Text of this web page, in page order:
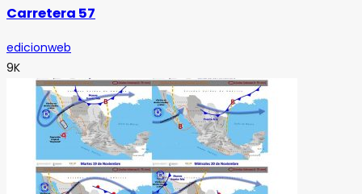
Carretera 57
edicionweb
9K